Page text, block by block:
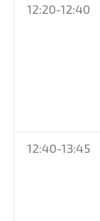
12:20-12:40
12:40-13:45